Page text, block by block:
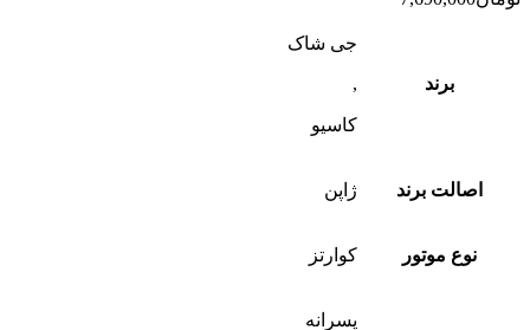
برند
جی شاک
,
کاسیو
اصالت برند ژاپن
نوع موتور کوارتز
پسرانه